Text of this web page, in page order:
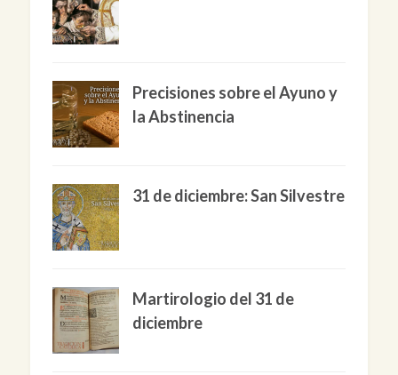
Precisiones sobre el Ayuno y
la Abstinencia
31 de diciembre: San Silvestre
Martirologio del 31 de
diciembre